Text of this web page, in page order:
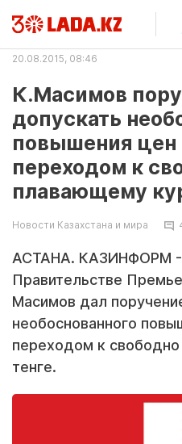
20.08.2015, 08:46
К.Масимов
допускать
повышения цен
переходом к
плавающему
Новости Казахстана и мира
АСТАНА. КАЗИНФОРМ -
Правительстве
Масимов дал
необоснованного
переходом к
тенге.